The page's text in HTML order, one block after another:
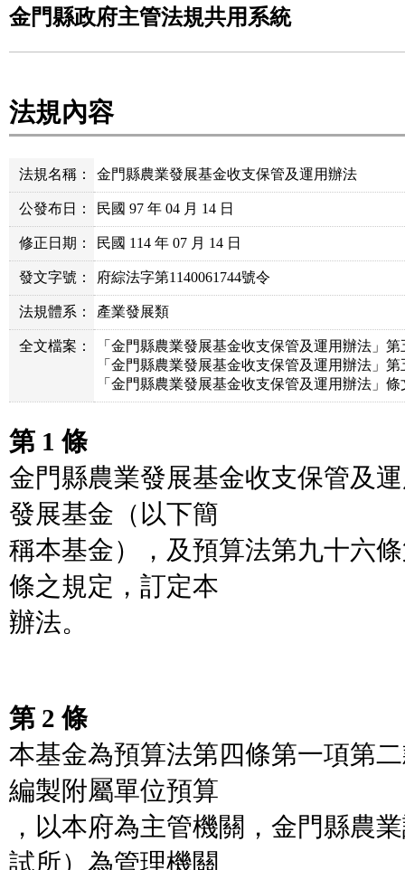
金門縣政府主管法規共用系統
法規內容
法規名稱： 金門縣農業發展基金收支保管及運用辦法
公發布日： 民國 97 年 04 月 14 日
修正日期： 民國 114 年 07 月 14 日
發文字號： 府綜法字第1140061744號令
法規體系： 產業發展類
全文檔案：
「金門縣農業發展基金收支保管及運用辦法」
「金門縣農業發展基金收支保管及運用辦法」
「金門縣農業發展基金收支保管及運用辦法」條
第 1 條
金門縣農業發展基金收支保管及
發展基金（以下簡
稱本基金），及預算法第九十六
條之規定，訂定本
辦法。
第 2 條
本基金為預算法第四條第一項第
編製附屬單位預算
，以本府為主管機關，金門縣農
試所）為管理機關